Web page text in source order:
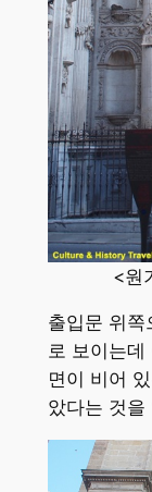
<원
출입문 위쪽
로 보이는데
면이 비어
았다는 것을